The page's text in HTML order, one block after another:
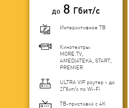
до 8 Гбит/с
Интерактивное ТВ
Кинотеатры:
MORE.TV,
AMEDIATEKA, START,
PREMIER
ULTRA VIP роутер - до
2Гбит/c по Wi-Fi
ТВ-приставка с 4K